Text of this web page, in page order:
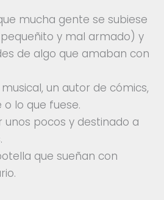
mucha gente se subiese
y mal armado) y
de algo que amaban con
un autor de cómics,
lo que fuese.
unos pocos y destinado a
que sueñan con